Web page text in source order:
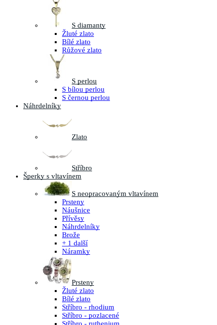
S diamanty
Žluté zlato
Bílé zlato
Růžové zlato
S perlou
S bílou perlou
S černou perlou
Náhrdelníky
Zlato
Stříbro
Šperky s vltavínem
S neopracovaným vltavínem
Prsteny
Náušnice
Přívěsy
Náhrdelníky
Brože
+ 1 další
Náramky
Prsteny
Žluté zlato
Bílé zlato
Stříbro - rhodium
Stříbro - pozlacené